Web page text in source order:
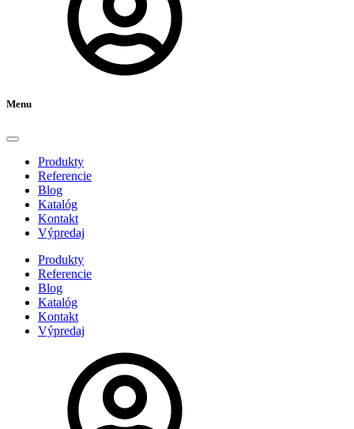
Menu
Produkty
Referencie
Blog
Katalóg
Kontakt
Výpredaj
Produkty
Referencie
Blog
Katalóg
Kontakt
Výpredaj